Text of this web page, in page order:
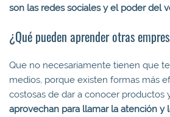
son las redes sociales y el poder del
¿Qué pueden aprender otras
Que no necesariamente tienen que
medios, porque existen formas más
costosas de dar a conocer productos
aprovechan para llamar la atención y